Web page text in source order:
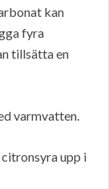
kan
fyra
tillsätta en
varmvatten.
upp i